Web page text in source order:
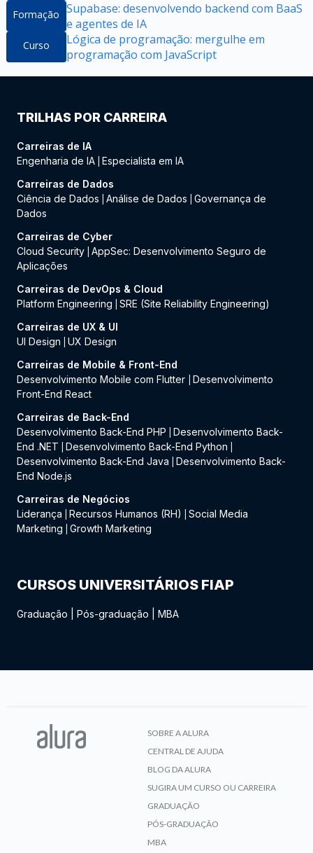
Formação Supabase: desenvolvendo backend com BaaS
e agentes de IA
Curso
Lógica de programação: mergulhe em
programação com JavaScript
TRILHAS POR CARREIRA
Carreiras de IA
Engenharia de IA Especialista em IA
Carreiras de Dados
Ciência de Dados
Análise de Dados
Governança de
Dados
Carreiras de Cyber
Cloud Security AppSec: Desenvolvimento Seguro de
Aplicações
Carreiras de DevOps & Cloud
Platform Engineering
SRE (Site Reliability Engineering)
Carreiras de UX & UI
UI Design
UX Design
Carreiras de Mobile & Front-End
Desenvolvimento Mobile com Flutter
Desenvolvimento
Front-End React
Carreiras de Back-End
Desenvolvimento Back-End PHP
Desenvolvimento Back-
End .NET
Desenvolvimento Back-End Python
Desenvolvimento Back-End Java
Desenvolvimento Back-
End Node.js
Carreiras de Negócios
Liderança
Recursos Humanos (RH)
Social Media
Marketing
Growth Marketing
CURSOS UNIVERSITÁRIOS FIAP
Graduação Pós-graduação MBA
SOBRE A ALURA
CENTRAL DE AJUDA
BLOG DA ALURA
SUGIRA UM CURSO OU CARREIRA
GRADUAÇÃO
PÓS-GRADUAÇÃO
MBA